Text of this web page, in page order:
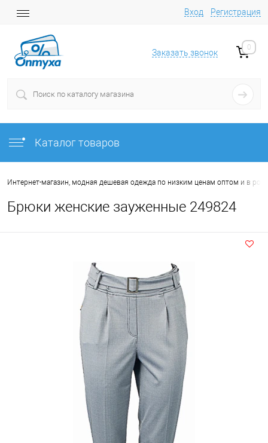
Вход Регистрация
Заказать звонок
0
Каталог товаров
Интернет-магазин, модная дешевая одежда по низким ценам оптом и в
Брюки женские зауженные 249824